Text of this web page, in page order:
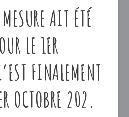
AIT ÉTÉ
LE 1ER
FINALEMENT
OCTOBRE 202.